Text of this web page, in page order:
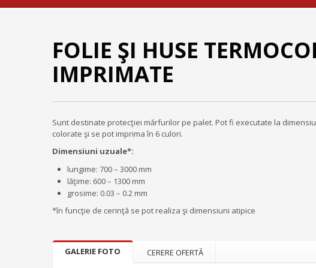
FOLIE ŞI HUSE
IMPRIMATE
Sunt destinate protecţiei mărfurilor pe palet. Pot fi executate la
colorate şi se pot imprima în 6 culori.
Dimensiuni uzuale*:
lungime: 700 – 3000 mm
lăţime: 600 – 1300 mm
grosime: 0.03 – 0.2 mm
*în funcţie de cerinţă se pot realiza şi dimensiuni atipice
GALERIE FOTO CERERE OFERTĂ